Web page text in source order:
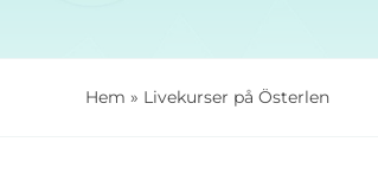
Hem » Livekurser på Österlen